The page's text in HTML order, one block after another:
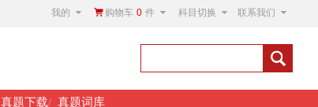
我的 购物车 0 件 科目切换 联系我们
真题下载/ 真题词库